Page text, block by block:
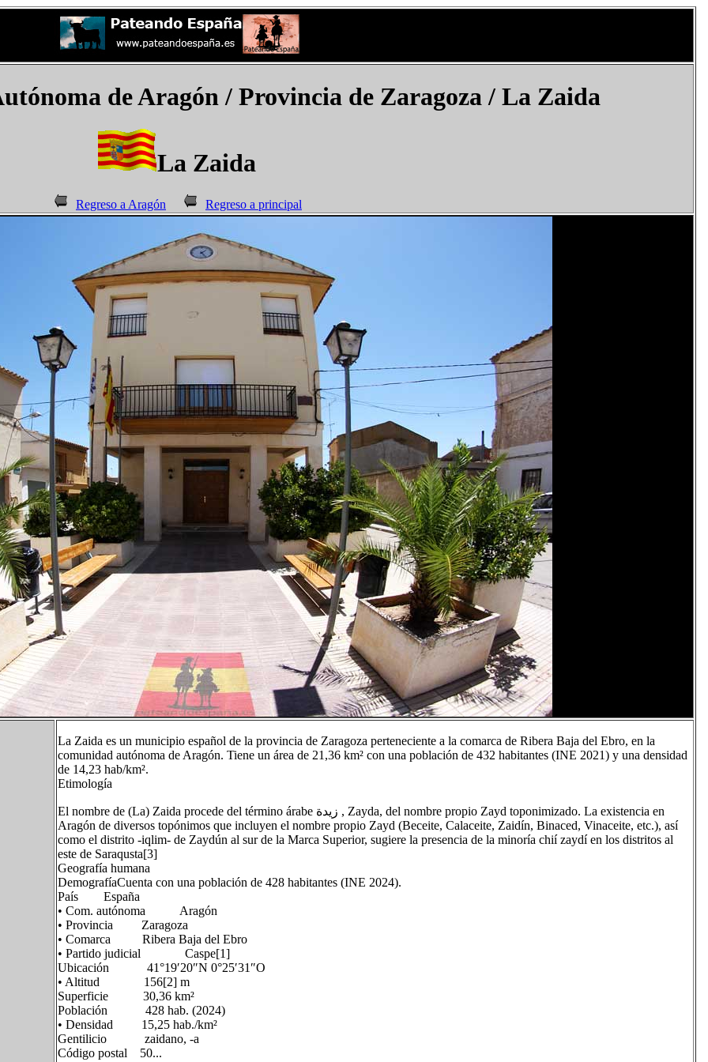
de Aragón / Provincia de Zaragoza / La Zaida
La Zaida
Regreso a Aragón Regreso a principal
La Zaida es un municipio español de la provincia de Zaragoza perteneciente a la comarca de Ribera Baja del Ebro, en la
comunidad autónoma de Aragón. Tiene un área de 21,36 km² con una población de 432 habitantes (INE 2021) y una densidad
de 14,23 hab/km².
Etimología
El nombre de (La) Zaida procede del término árabe زيدة , Zayda, del nombre propio Zayd toponimizado. La existencia en
Aragón de diversos topónimos que incluyen el nombre propio Zayd (Beceite, Calaceite, Zaidín, Binaced, Vinaceite, etc.), así
como el distrito -iqlim- de Zaydún al sur de la Marca Superior, sugiere la presencia de la minoría chií zaydí en los distritos al
este de Saraqusta[3]​
Geografía humana
DemografíaCuenta con una población de 428 habitantes (INE 2024).
País España
• Com. autónoma Aragón
• Provincia Zaragoza
• Comarca Ribera Baja del Ebro
• Partido judicial Caspe[1]​
Ubicación 41°19′20″N 0°25′31″O
• Altitud 156[2]​ m
Superficie 30,36 km²
Población 428 hab. (2024)
• Densidad 15,25 hab./km²
Gentilicio zaidano, -a
Código postal 50...